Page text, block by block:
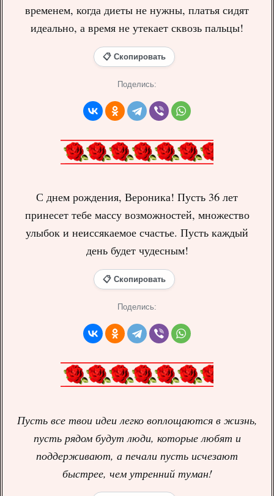
временем, когда диеты не нужны, платья сидят
идеально, а время не утекает сквозь пальцы!
📋 Скопировать
Поделись:
С днем рождения, Вероника! Пусть 36 лет
принесет тебе массу возможностей, множество
улыбок и неиссякаемое счастье. Пусть каждый
день будет чудесным!
📋 Скопировать
Поделись:
Пусть все твои идеи легко воплощаются в жизнь,
пусть рядом будут люди, которые любят и
поддерживают, а печали пусть исчезают
быстрее, чем утренний туман!